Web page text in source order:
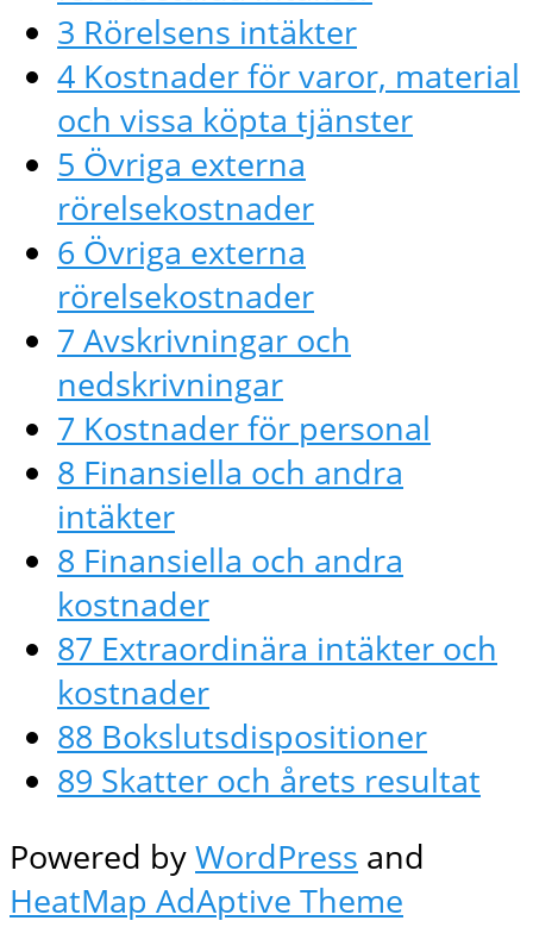
3 Rörelsens intäkter
4 Kostnader för varor, material
och vissa köpta tjänster
5 Övriga externa
rörelsekostnader
6 Övriga externa
rörelsekostnader
7 Avskrivningar och
nedskrivningar
7 Kostnader för personal
8 Finansiella och andra
intäkter
8 Finansiella och andra
kostnader
87 Extraordinära intäkter och
kostnader
88 Bokslutsdispositioner
89 Skatter och årets resultat
Powered byWordPress and
HeatMap AdAptive Theme